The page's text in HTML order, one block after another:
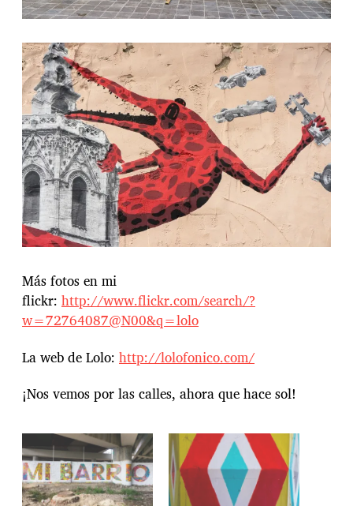
Más fotos en mi
flickr: http://www.flickr.com/search/?
w=72764087@N00&q=lolo
La web de Lolo: http://lolofonico.com/
¡Nos vemos por las calles, ahora que hace sol!